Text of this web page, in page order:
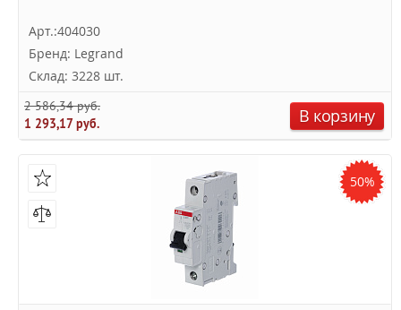
Арт.:404030
Бренд: Legrand
Склад: 3228 шт.
2 586,34 руб.
1 293,17 руб.
В корзину
50%